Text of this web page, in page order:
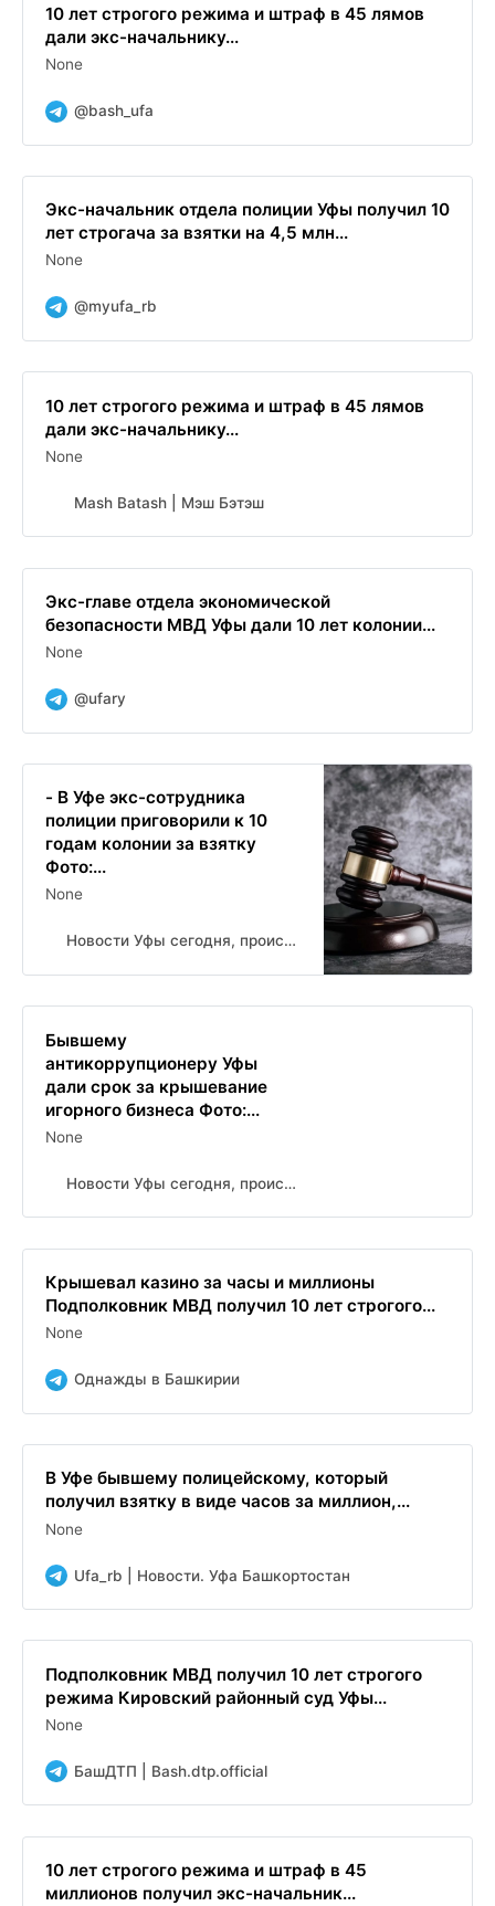
10 лет строгого режима и штраф в 45 лямов
дали экс-начальнику...
None
@bash_ufa
Экс-начальник отдела полиции Уфы получил 10
лет строгача за взятки на 4,5 млн...
None
@myufa_rb
10 лет строгого режима и штраф в 45 лямов
дали экс-начальнику...
None
Mash Batash | Мэш Бэтэш
Экс-главе отдела экономической
безопасности МВД Уфы дали 10 лет колонии...
None
@ufary
- В Уфе экс-сотрудника
полиции приговорили к 10
годам колонии за взятку
Фото:...
None
Новости Уфы сегодня, происшествия, ЧП и ДТП
Бывшему
антикоррупционеру Уфы
дали срок за крышевание
игорного бизнеса Фото:...
None
Новости Уфы сегодня, происшествия, ЧП и ДТП
Крышевал казино за часы и миллионы
Подполковник МВД получил 10 лет строгого...
None
Однажды в Башкирии
В Уфе бывшему полицейскому, который
получил взятку в виде часов за миллион,...
None
Ufa_rb | Новости. Уфа Башкортостан
Подполковник МВД получил 10 лет строгого
режима Кировский районный суд Уфы...
None
БашДТП | Bash.dtp.official
10 лет строгого режима и штраф в 45
миллионов получил экс-начальник...